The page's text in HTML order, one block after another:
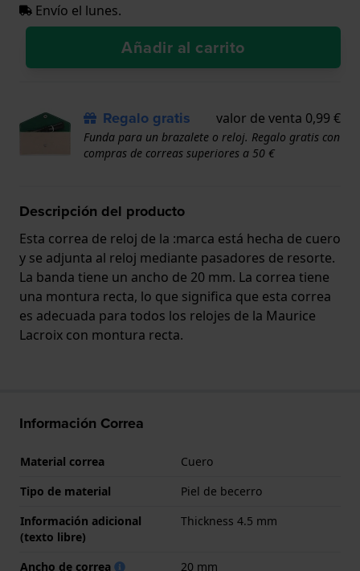
Envío el lunes.
Añadir al carrito
Regalo gratis valor de venta 0,99 €
Funda para un brazalete o reloj. Regalo gratis con
compras de correas superiores a 50 €
Descripción del producto
Esta correa de reloj de la :marca está hecha de cuero
y se adjunta al reloj mediante pasadores de resorte.
La banda tiene un ancho de 20 mm. La correa tiene
una montura recta, lo que significa que esta correa
es adecuada para todos los relojes de la Maurice
Lacroix con montura recta.
Información Correa
Material correa
Cuero
Tipo de material
Piel de becerro
Información adicional
(texto libre)
Thickness 4.5 mm
Ancho de correa 20 mm